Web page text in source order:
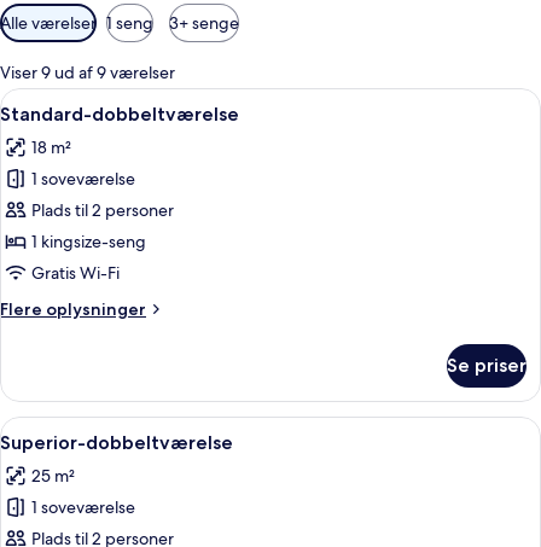
Tilgængelige
filtre
for
værelser
Alle værelser 1 seng 3+ senge
Viser 9 ud af 9 værelser
Indlæs
alle
billeder
af
Standard-
dobbeltværelse
En pænt redt seng med et hvidt og
4
Standard-dobbeltværelse
18 m²
1 soveværelse
Plads til 2 personer
1 kingsize-seng
Gratis Wi-Fi
Flere oplysninger
Flere
dobbeltværelse
Se priser
Indlæs
alle
billeder
af
Superior-
Et pænt opredt soveværelse med en
8
Superior-dobbeltværelse
25 m²
1 soveværelse
Plads til 2 personer